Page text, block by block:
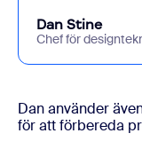
Dan Stine
Chef för
Dan använder
för att förbereda